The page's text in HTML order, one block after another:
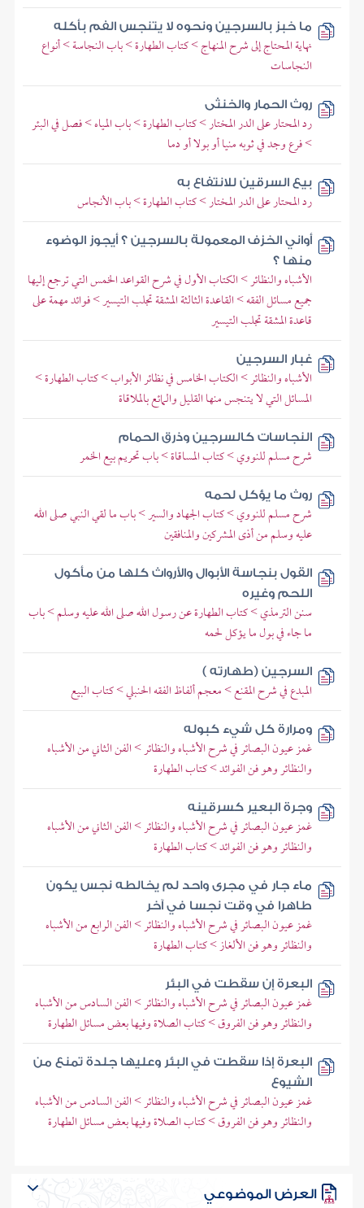
ما خبز بالسرجين ونحوه لا يتنجس الفم بأكله
نهاية المحتاج إلى شرح المنهاج > كتاب الطهارة > باب النجاسة > أنواع
النجاسات
روث الحمار والخنثى
رد المحتار على الدر المختار > كتاب الطهارة > باب المياه > فصل في البئر
> فرع وجد في ثوبه منيا أو بولا أو دما
بيع السرقين للانتفاع به
رد المحتار على الدر المختار > كتاب الطهارة > باب الأنجاس
أواني الخزف المعمولة بالسرجين ؟ أيجوز الوضوء
منها ؟
الأشباه والنظائر > الكتاب الأول في شرح القواعد الخمس التي ترجع إليها
جميع مسائل الفقه > القاعدة الثالثة المشقة تجلب التيسير > فوائد مهمة على
قاعدة المشقة تجلب التيسير
غبار السرجين
الأشباه والنظائر > الكتاب الخامس في نظائر الأبواب > كتاب الطهارة >
المسائل التي لا يتنجس منها القليل والمائع بالملاقاة
النجاسات كالسرجين وذرق الحمام
شرح مسلم للنووي > كتاب المساقاة > باب تحريم بيع الخمر
روث ما يؤكل لحمه
شرح مسلم للنووي > كتاب الجهاد والسير > باب ما لقي النبي صلى الله
عليه وسلم من أذى المشركين والمنافقين
القول بنجاسة الأبوال والأرواث كلها من مأكول
اللحم وغيره
سنن الترمذي > كتاب الطهارة عن رسول الله صلى الله عليه وسلم > باب
ما جاء في بول ما يؤكل لحمه
السرجين (طهارته )
المبدع في شرح المقنع > معجم ألفاظ الفقه الحنبلي > كتاب البيع
ومرارة كل شيء كبوله
غمز عيون البصائر في شرح الأشباه والنظائر > الفن الثاني من الأشباه
والنظائر وهو فن الفوائد > كتاب الطهارة
وجرة البعير كسرقينه
غمز عيون البصائر في شرح الأشباه والنظائر > الفن الثاني من الأشباه
والنظائر وهو فن الفوائد > كتاب الطهارة
ماء جار في مجرى واحد لم يخالطه نجس يكون
طاهرا في وقت نجسا في آخر
غمز عيون البصائر في شرح الأشباه والنظائر > الفن الرابع من الأشباه
والنظائر وهو فن الألغاز > كتاب الطهارة
البعرة إن سقطت في البئر
غمز عيون البصائر في شرح الأشباه والنظائر > الفن السادس من الأشباه
والنظائر وهو فن الفروق > كتاب الصلاة وفيها بعض مسائل الطهارة
البعرة إذا سقطت في البئر وعليها جلدة تمنع من
الشيوع
غمز عيون البصائر في شرح الأشباه والنظائر > الفن السادس من الأشباه
والنظائر وهو فن الفروق > كتاب الصلاة وفيها بعض مسائل الطهارة
العرض الموضوعي